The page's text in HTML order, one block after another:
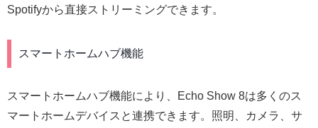
Spotifyから直接ストリーミングできます。
スマートホームハブ機能
スマートホームハブ機能により、Echo Show 8は多くのス
マートホームデバイスと連携できます。照明、カメラ、サ